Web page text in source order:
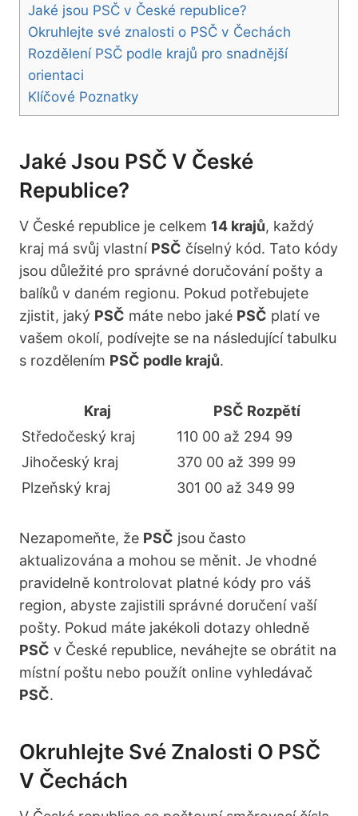
Jaké jsou PSČ v České republice?
Okruhlejte své znalosti o PSČ v Čechách
Rozdělení PSČ podle krajů pro snadnější
orientaci
Klíčové Poznatky
Jaké Jsou PSČ V České
Republice?
V České republice je celkem 14 krajů, každý
kraj má svůj vlastní PSČ číselný kód. Tato kódy
jsou důležité pro správné doručování pošty a
balíků v daném regionu. Pokud potřebujete
zjistit, jaký PSČ máte nebo jaké PSČ platí ve
vašem okolí, podívejte se na následující tabulku
s rozdělením PSČ podle krajů.
Kraj
PSČ Rozpětí
Středočeský kraj
110 00 až 294 99
Jihočeský kraj
370 00 až 399 99
Plzeňský kraj
301 00 až 349 99
Nezapomeňte, že PSČ jsou často
aktualizována a mohou se měnit. Je vhodné
pravidelně kontrolovat platné kódy pro váš
region, abyste zajistili správné doručení vaší
pošty. Pokud máte jakékoli dotazy ohledně
PSČ v České republice, neváhejte se obrátit na
místní poštu nebo použít online vyhledávač
PSČ.
Okruhlejte Své Znalosti O PSČ
V Čechách